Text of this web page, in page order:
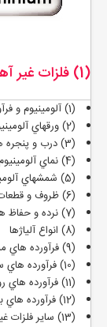
(1) فلزات غير آهني (آلومينيوم، مس و...)
(1) آلومينيوم و فرآورده هاي آلومينيومي و پروفيل آلومينيوم
(2) ورقهاي آلومينيوم
(3) درب و پنجره هاي آلومينيومي، متعلقات
(4) نماي آلومينيوم
(5) شمشهاي آلومينيومي
(6) ظروف و قطعات آلومينيومي
(7) نرده و حفاظ هاي آلومينيومي
(8) انواع آلياژها
(9) فرآورده هاي مسي
(10) فرآورده هاي سرب
(11) فرآورده هاي روي
(12) فرآورده هاي برنجي
(13) ساير فلزات غير آهني